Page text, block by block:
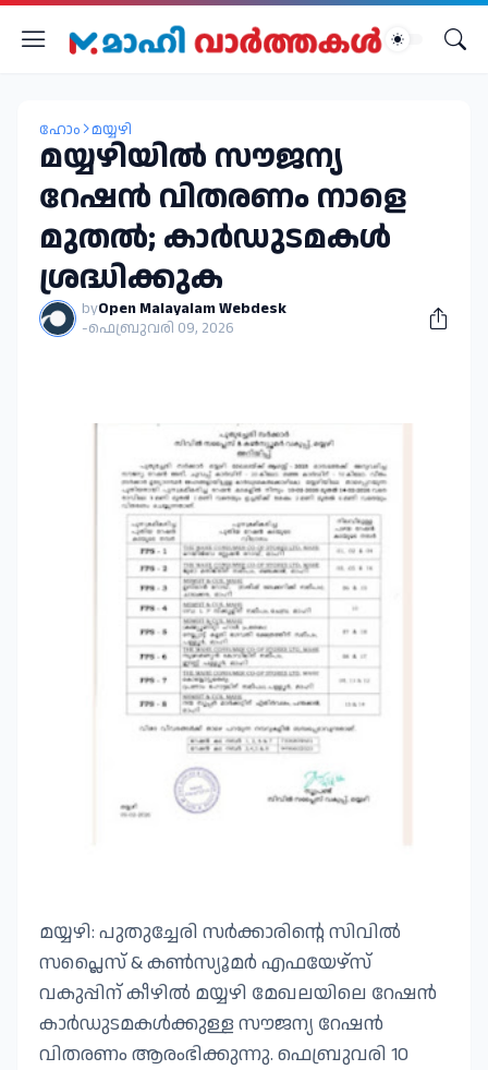
ഹോം മയ്യഴി
മയ്യഴിയിൽ സൗജന്യ
റേഷൻ വിതരണം നാളെ
മുതൽ; കാർഡുടമകൾ
ശ്രദ്ധിക്കുക
byOpen Malayalam Webdesk
-ഫെബ്രുവരി 09, 2026
മയ്യഴി: പുതുച്ചേരി സർക്കാരിന്റെ സിവിൽ
സപ്ലൈസ് & കൺസ്യൂമർ എഫയേഴ്സ്
വകുപ്പിന് കീഴിൽ മയ്യഴി മേഖലയിലെ റേഷൻ
കാർഡുടമകൾക്കുള്ള സൗജന്യ റേഷൻ
വിതരണം ആരംഭിക്കുന്നു. ഫെബ്രുവരി 10